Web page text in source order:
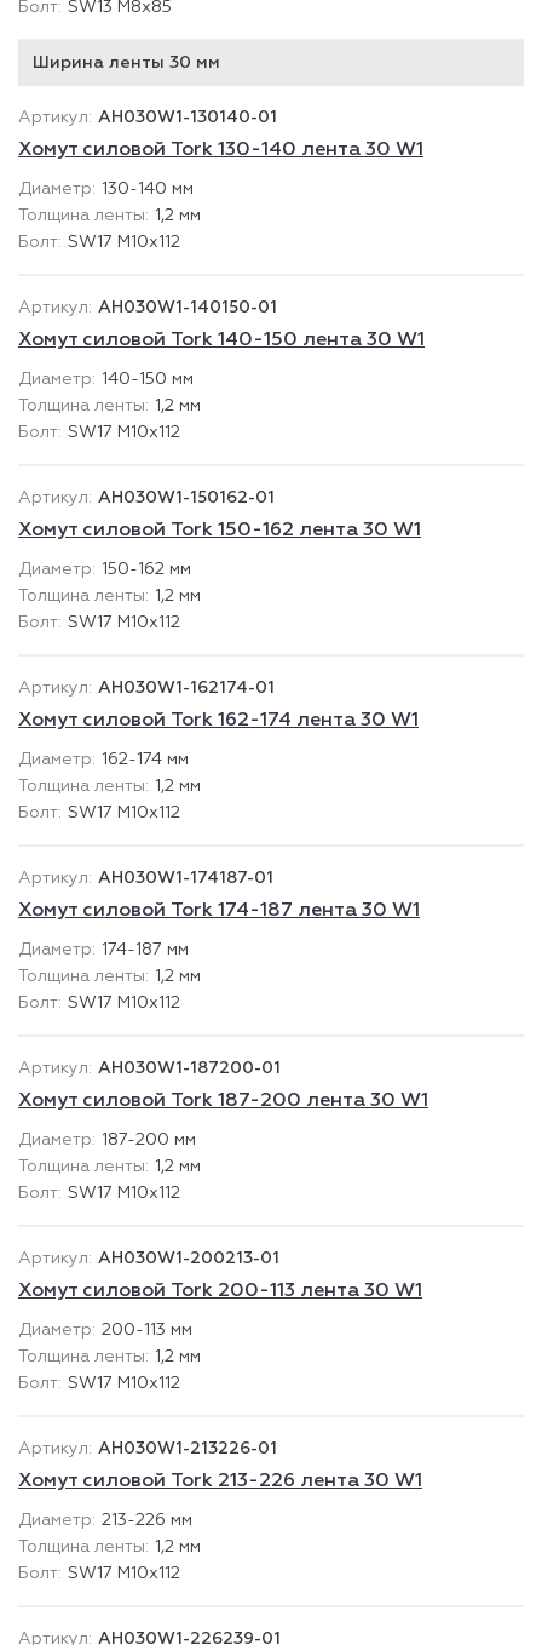
SW13 М8х85
Ширина ленты 30 мм
AH030W1-130140-01
Хомут силовой Tork 130-140 лента 30 W1
130-140 мм
1,2 мм
SW17 М10х112
AH030W1-140150-01
Хомут силовой Tork 140-150 лента 30 W1
140-150 мм
1,2 мм
SW17 М10х112
AH030W1-150162-01
Хомут силовой Tork 150-162 лента 30 W1
150-162 мм
1,2 мм
SW17 М10х112
AH030W1-162174-01
Хомут силовой Tork 162-174 лента 30 W1
162-174 мм
1,2 мм
SW17 М10х112
AH030W1-174187-01
Хомут силовой Tork 174-187 лента 30 W1
174-187 мм
1,2 мм
SW17 М10х112
AH030W1-187200-01
Хомут силовой Tork 187-200 лента 30 W1
187-200 мм
1,2 мм
SW17 М10х112
AH030W1-200213-01
Хомут силовой Tork 200-113 лента 30 W1
200-113 мм
1,2 мм
SW17 М10х112
AH030W1-213226-01
Хомут силовой Tork 213-226 лента 30 W1
213-226 мм
1,2 мм
SW17 М10х112
AH030W1-226239-01